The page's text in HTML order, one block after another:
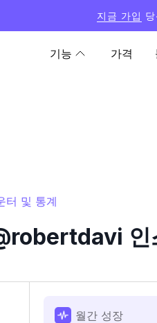
지금 가입
기능 가격
터 및 통계
인
월간 성장